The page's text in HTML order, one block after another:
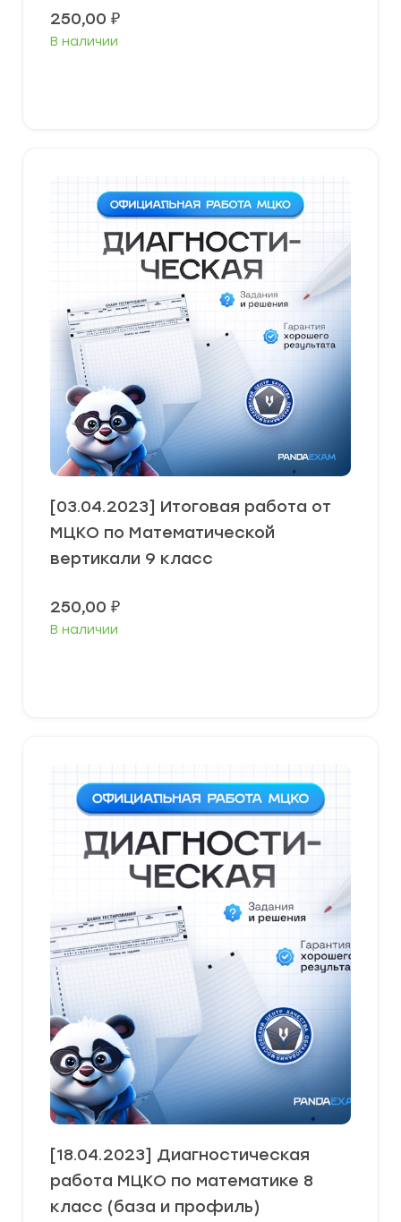
250,00 ₽
В наличии
[03.04.2023] Итоговая работа от
МЦКО по Математической
вертикали 9 класс
250,00 ₽
В наличии
[18.04.2023] Диагностическая
работа МЦКО по математике 8
класс (база и профиль)